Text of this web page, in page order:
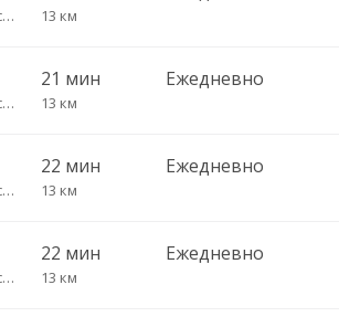
Заовражное поселок трасса 13 км
Заовражное поселок трасса
21 мин
13 км
Ежедневно
Заовражное поселок трасса
22 мин
13 км
Ежедневно
Заовражное поселок трасса
22 мин
13 км
Ежедневно